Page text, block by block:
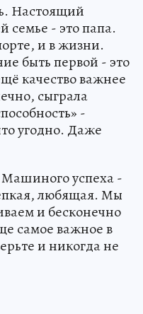
Настоящий
семье - это папа.
и в жизни.
быть первой - это
качество важнее
сыграла
-
угодно. Даже
успеха -
любящая. Мы
и бесконечно
самое важное в
и никогда не